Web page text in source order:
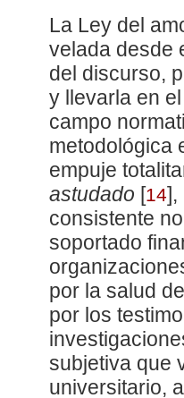
La Ley del
velada desde
del discurso,
y llevarla en
campo
metodológica
empuje
astudado [14] ,
consistente
soportado
por la salud
por los
subjetiva que
universitario,